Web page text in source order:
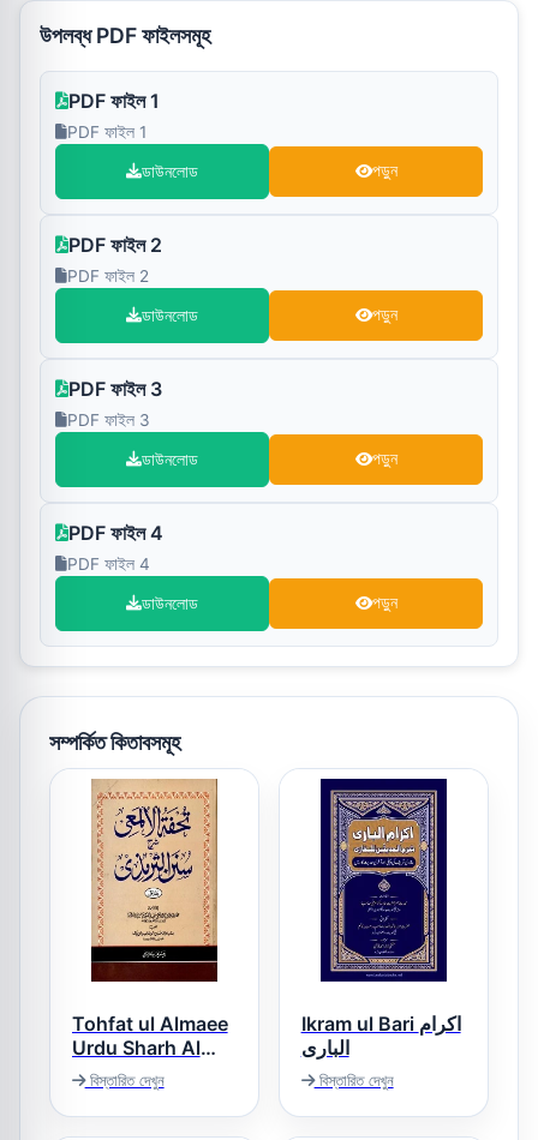
উপলব্ধ PDF ফাইলসমূহ
PDF ফাইল 1
PDF ফাইল 1
ডাউনলোড পড়ুন
PDF ফাইল 2
PDF ফাইল 2
ডাউনলোড পড়ুন
PDF ফাইল 3
PDF ফাইল 3
ডাউনলোড পড়ুন
PDF ফাইল 4
PDF ফাইল 4
ডাউনলোড পড়ুন
সম্পর্কিত কিতাবসমূহ
Tohfat ul Almaee
Urdu Sharh Al
Tirmizi تحفۃ
الالمعی اردو شرح
سنن الترمذی
বিস্তারিত দেখুন
Ikram ul Bari اکرام
الباری
বিস্তারিত দেখুন